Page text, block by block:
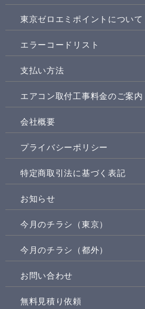
東京ゼロエミポイントについて
エラーコードリスト
支払い方法
エアコン取付工事料金のご案内
会社概要
プライバシーポリシー
特定商取引法に基づく表記
お知らせ
今月のチラシ（東京）
今月のチラシ（都外）
お問い合わせ
無料見積り依頼